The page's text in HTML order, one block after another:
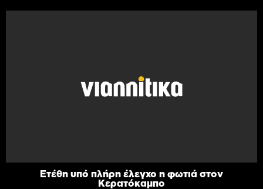
Ετέθη υπό πλήρη έλεγχο η φωτιά στον
Κερατόκαμπο